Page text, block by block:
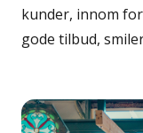
kunder, innom
gode tilbud,